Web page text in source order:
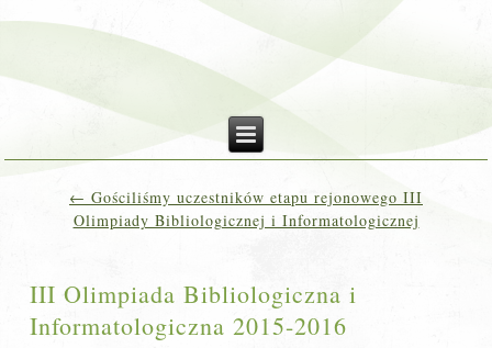
← Gościliśmy uczestników etapu rejonowego III
Olimpiady Bibliologicznej i Informatologicznej
III Olimpiada Bibliologiczna i
Informatologiczna 2015-2016